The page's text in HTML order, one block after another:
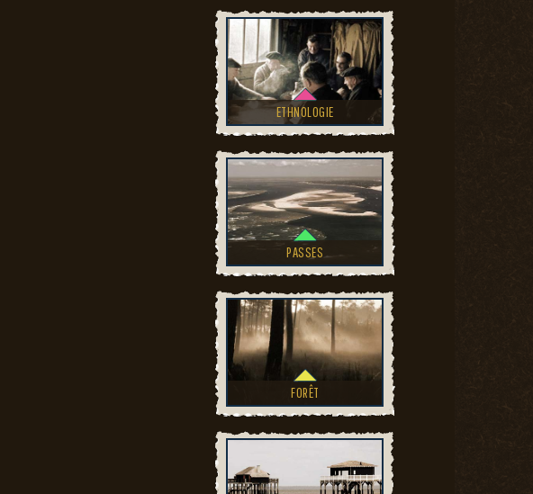
ETHNOLOGIE
PASSES
FORÊT